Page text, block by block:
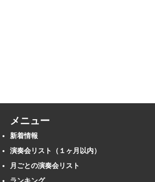
メニュー
新着情報
演奏会リスト（１ヶ月以内）
月ごとの演奏会リスト